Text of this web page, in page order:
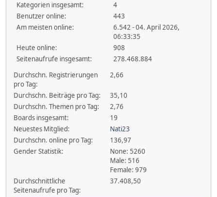
Kategorien insgesamt:
4
Benutzer online:
443
Am meisten online:
6.542 - 04. April 2026,
06:33:35
Heute online:
908
Seitenaufrufe insgesamt:
278.468.884
Durchschn. Registrierungen
pro Tag:
2,66
Durchschn. Beiträge pro Tag:
35,10
Durchschn. Themen pro Tag:
2,76
Boards insgesamt:
19
Neuestes Mitglied:
Nati23
Durchschn. online pro Tag:
136,97
Gender Statistik:
None: 5260
Male: 516
Female: 979
Durchschnittliche
Seitenaufrufe pro Tag:
37.408,50